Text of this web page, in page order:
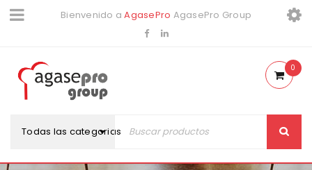
Bienvenido aAgasePro AgasePro Group
Todas las categorias
0